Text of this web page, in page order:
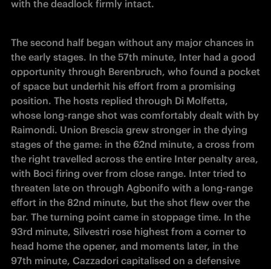
with the deadlock firmly intact.
The second half began without any major chances in
the early stages. In the 57th minute, Inter had a good
opportunity through Berenbruch, who found a pocket
of space but underhit his effort from a promising
position. The hosts replied through Di Molfetta,
whose long-range shot was comfortably dealt with by
Raimondi. Union Brescia grew stronger in the dying
stages of the game: in the 62nd minute, a cross from
the right travelled across the entire Inter penalty area,
with Boci firing over from close range. Inter tried to
threaten late on through Agbonifo with a long-range
effort in the 82nd minute, but the shot flew over the
bar. The turning point came in stoppage time. In the
93rd minute, Silvestri rose highest from a corner to
head home the opener, and moments later, in the
97th minute, Cazzadori capitalised on a defensive